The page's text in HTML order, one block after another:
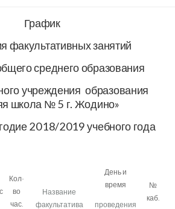
График
факультативных занятий
среднего образования
учреждения образования
школа № 5 г. Жодино»
2018/2019 учебного года
Кол-
во
час.
Название
факультатива
День и
время
проведения
№
каб.